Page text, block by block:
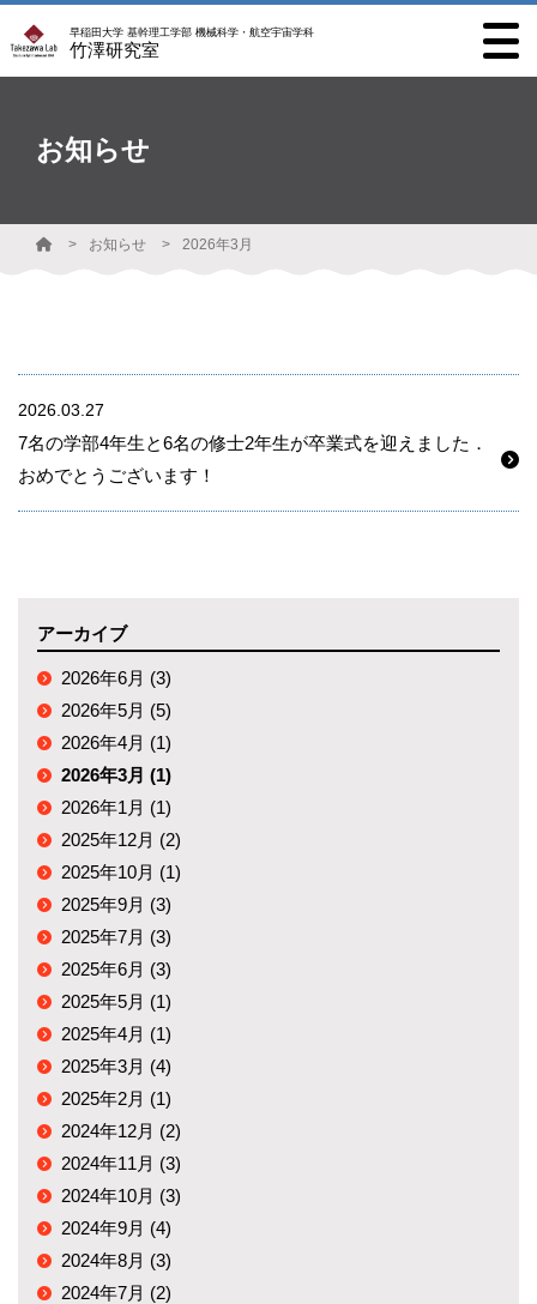
早稲田大学 基幹理工学部 機械科学・航空宇宙学科
竹澤研究室
お知らせ
お知らせ 2026年3月
2026.03.27
7名の学部4年生と6名の修士2年生が卒業式を迎えました．
おめでとうございます！
アーカイブ
2026年6月 (3)
2026年5月 (5)
2026年4月 (1)
2026年3月 (1)
2026年1月 (1)
2025年12月 (2)
2025年10月 (1)
2025年9月 (3)
2025年7月 (3)
2025年6月 (3)
2025年5月 (1)
2025年4月 (1)
2025年3月 (4)
2025年2月 (1)
2024年12月 (2)
2024年11月 (3)
2024年10月 (3)
2024年9月 (4)
2024年8月 (3)
2024年7月 (2)